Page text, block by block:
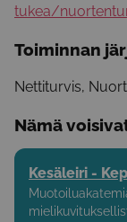
tukea/
Toiminnan
Nettiturvis,
Nämä
Kesäleiri -